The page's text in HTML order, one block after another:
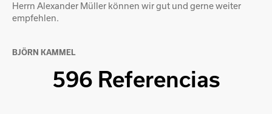
Herrn Alexander Müller können wir gut und gerne weiter
empfehlen.
BJÖRN KAMMEL
596 Referencias